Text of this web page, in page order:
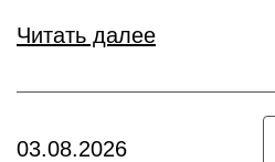
Читать далее
03.08.2026